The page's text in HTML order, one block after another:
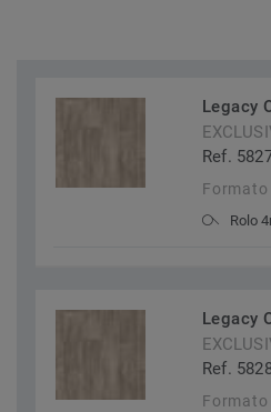
Legacy
Ref.
Formato
Rolo
Legacy
Ref.
Formato